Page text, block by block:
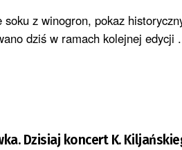
z winogron, pokaz
dziś w ramach kolejnej edycji
Dzisiaj koncert K.